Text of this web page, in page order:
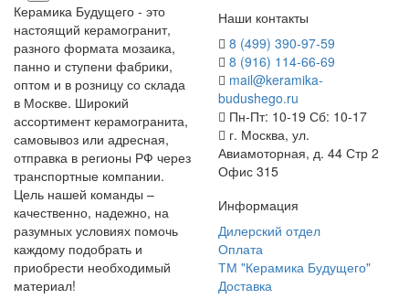
Керамика Будущего - это
настоящий керамогранит,
разного формата мозаика,
панно и ступени фабрики,
оптом и в розницу со склада
в Москве. Широкий
ассортимент керамогранита,
самовывоз или адресная,
отправка в регионы РФ через
транспортные компании.
Цель нашей команды –
качественно, надежно, на
разумных условиях помочь
каждому подобрать и
приобрести необходимый
материал!
Наши контакты
8 (499) 390-97-59
8 (916) 114-66-69
mail@keramika-
budushego.ru
Пн-Пт: 10-19 Сб: 10-17
г. Москва, ул.
Авиамоторная, д. 44 Стр 2
Офис 315
Информация
Дилерский отдел
Оплата
ТМ "Керамика Будущего"
Доставка